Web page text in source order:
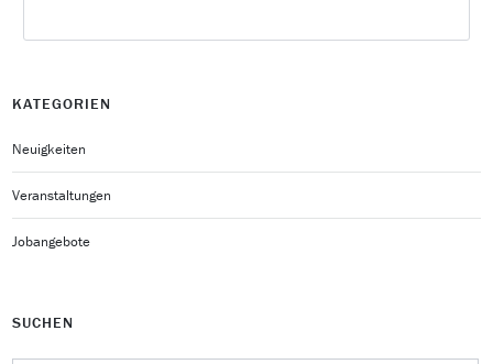
KATEGORIEN
Neuigkeiten
Veranstaltungen
Jobangebote
SUCHEN